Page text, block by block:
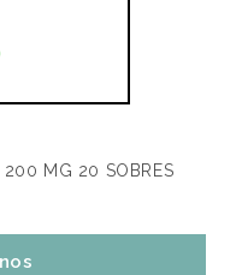
200 MG 20 SOBRES